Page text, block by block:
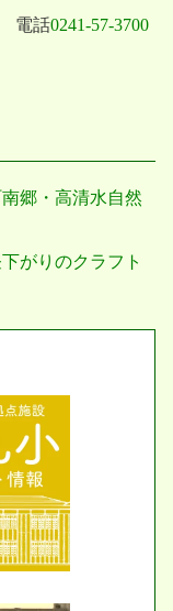
電話0241-57-3700
郷・高清水自然
がりのクラフト